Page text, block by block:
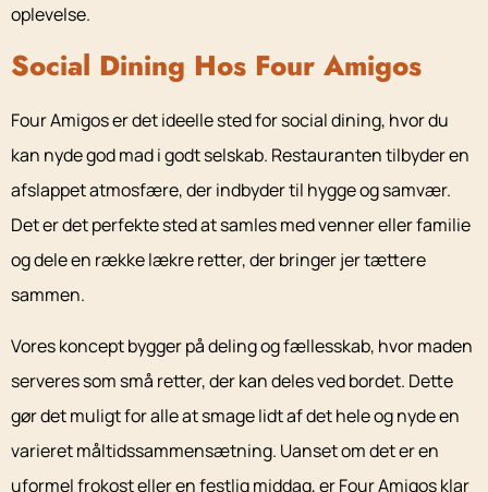
oplevelse.
Social Dining Hos Four Amigos
Four Amigos er det ideelle sted for social dining, hvor du
kan nyde god mad i godt selskab. Restauranten tilbyder en
afslappet atmosfære, der indbyder til hygge og samvær.
Det er det perfekte sted at samles med venner eller familie
og dele en række lækre retter, der bringer jer tættere
sammen.
Vores koncept bygger på deling og fællesskab, hvor maden
serveres som små retter, der kan deles ved bordet. Dette
gør det muligt for alle at smage lidt af det hele og nyde en
varieret måltidssammensætning. Uanset om det er en
uformel frokost eller en festlig middag, er Four Amigos klar